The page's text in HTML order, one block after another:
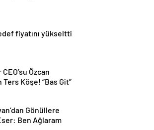
fiyatını yükseltti
Özcan
Ters Köşe! “Bas Git”
Gönüllere
Ben Ağlaram